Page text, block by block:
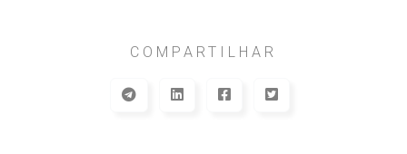
COMPARTILHAR